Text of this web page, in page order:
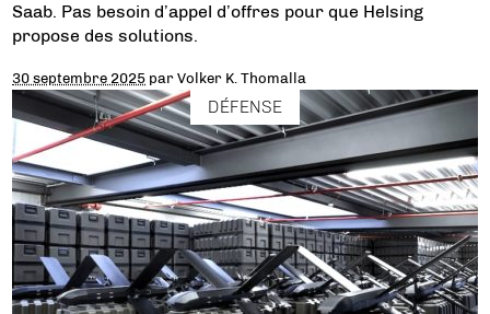
Saab. Pas besoin d’appel d’offres pour que Helsing
propose des solutions.
30 septembre 2025 parVolker K. Thomalla
DÉFENSE